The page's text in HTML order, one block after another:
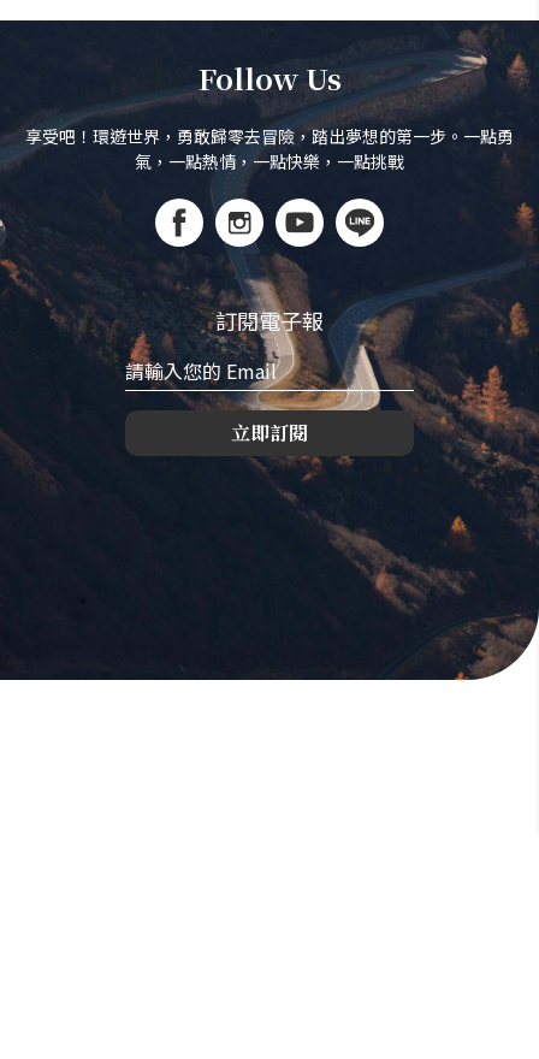
Follow Us
享受吧！環遊世界，勇敢歸零去冒險，踏出夢想的第一步。一點勇
氣，一點熱情，一點快樂，一點挑戰
訂閱電子報
立即訂閱